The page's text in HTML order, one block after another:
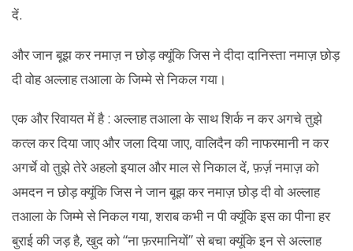
दें.
और जान बूझ कर नमाज़ न छोड़ क्यूंकि जिस ने दीदा दानिस्ता नमाज़ छोड़
दी वोह अल्लाह तआला के जिम्मे से निकल गया।
एक और रिवायत में है : अल्लाह तआला के साथ शिर्क न कर अगचे तुझे
कत्ल कर दिया जाए और जला दिया जाए, वालिदैन की नाफरमानी न कर
अगर्चे वो तुझे तेरे अहलो इयाल और माल से निकाल दें, फ़र्ज़ नमाज़ को
अमदन न छोड़ क्यूंकि जिस ने जान बूझ कर नमाज़ छोड़ दी वो अल्लाह
तआला के जिम्मे से निकल गया, शराब कभी न पी क्यूंकि इस का पीना हर
बुराई की जड़ है, खुद को “ना फ़रमानियों” से बचा क्यूंकि इन से अल्लाह